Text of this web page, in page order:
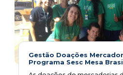
Gestão Doações
Programa Sesc Mesa Brasil